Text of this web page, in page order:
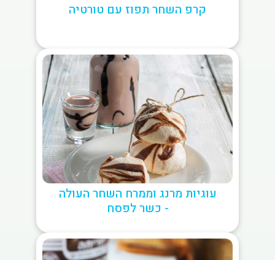
קרפ השחר תפוז עם טורטיה
עוגיות מרנג וממרח השחר העולה
- כשר לפסח